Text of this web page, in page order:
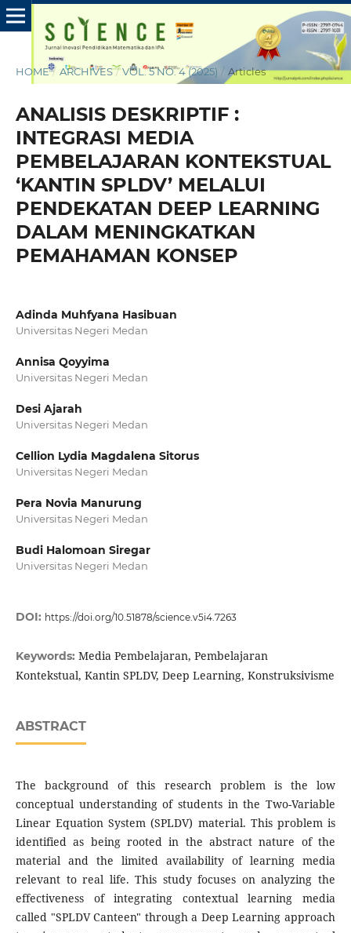
HOME / ARCHIVES / VOL. 5 NO. 4 (2025) / Articles
ANALISIS DESKRIPTIF :
INTEGRASI MEDIA
PEMBELAJARAN KONTEKSTUAL
‘KANTIN SPLDV’ MELALUI
PENDEKATAN DEEP LEARNING
DALAM MENINGKATKAN
PEMAHAMAN KONSEP
Adinda Muhfyana Hasibuan
Universitas Negeri Medan
Annisa Qoyyima
Universitas Negeri Medan
Desi Ajarah
Universitas Negeri Medan
Cellion Lydia Magdalena Sitorus
Universitas Negeri Medan
Pera Novia Manurung
Universitas Negeri Medan
Budi Halomoan Siregar
Universitas Negeri Medan
DOI: https://doi.org/10.51878/science.v5i4.7263
Keywords: Media Pembelajaran, Pembelajaran
Kontekstual, Kantin SPLDV, Deep Learning, Konstruksivisme
ABSTRACT
The background of this research problem is the low
conceptual understanding of students in the Two-Variable
Linear Equation System (SPLDV) material. This problem is
identified as being rooted in the abstract nature of the
material and the limited availability of learning media
relevant to real life. This study focuses on analyzing the
effectiveness of integrating contextual learning media
called "SPLDV Canteen" through a Deep Learning approach